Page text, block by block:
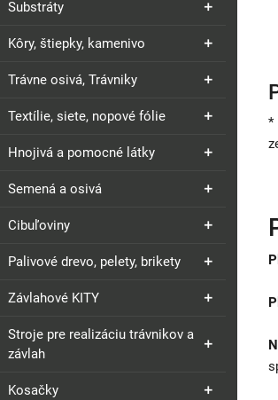
Substráty
Kôry, štiepky, kamenivo
Trávne osivá, Trávniky
Textílie, siete, nopové fólie
Hnojivá a pomocné látky
Semená a osivá
Cibuľoviny
Palivové drevo, pelety, brikety
Závlahové KITY
Stroje pre realizáciu trávnikov a
závlah
Kosačky
*